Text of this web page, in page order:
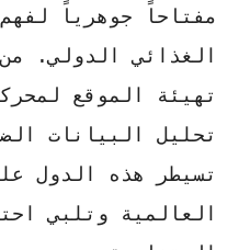
مفتاحاً جوهرياً
الغذائي الدولي.
تهيئة الموقع
تحليل البيانات
تسيطر هذه الدول
العالمية وتلبي